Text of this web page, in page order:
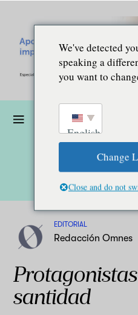
EDITORIAL
Redacción Omnes
santidad
We've detected
speaking a
you want to
English
Change
Close and do not